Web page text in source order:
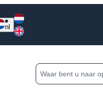
nl
van het Jaar
Zoeken op: